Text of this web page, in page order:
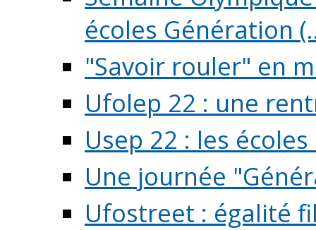
écoles Génération
"Savoir rouler" en
Ufolep 22 : une
Usep 22 : les
Une journée
Ufostreet : égalité